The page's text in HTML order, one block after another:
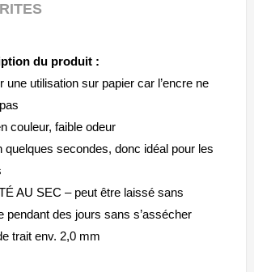
du produit :
une utilisation sur papier car l’encre ne
couleur, faible odeur
quelques secondes, donc idéal pour les
AU SEC – peut être laissé sans
pendant des jours sans s’assécher
trait env. 2,0 mm